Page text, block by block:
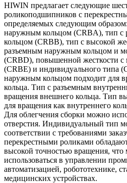
HIWIN предлагает следующие
роликоподшипников с
определяемых следующим
наружным кольцом (CRBA), тип с
кольцом (CRBB), тип с высокой
разъемным наружным кольцом и
(CRBD), повышенной жесткости
(CRBE) и индивидуального типа
наружным кольцом подходит для
кольца. Тип с разъемным
вращения внешнего кольца. Тип
для вращения как внутреннего
Для облегчения сборки можно
отверстия. Индивидуальный тип
соответствии с требованиями
перекрестными роликами
высокой точностью вращения,
использоваться в управлении
автоматизацией, робототехнике,
медицинских устройствах.